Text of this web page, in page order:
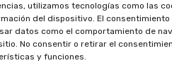
utilizamos tecnologías como las
del dispositivo. El
datos como el comportamiento de
No consentir o retirar el
y funciones.